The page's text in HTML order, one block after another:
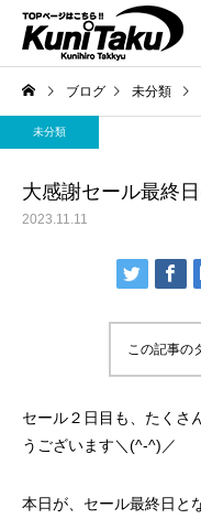
ブログ 未分類
未分類
大感謝セール最終
2023.11.11
この記事の
セール２日目も、たくさ
うございます＼(^-^)／
本日が、セール最終日と